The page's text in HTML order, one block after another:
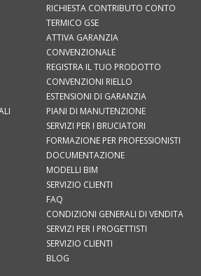
RICHIESTA CONTRIBUTO CONTO
TERMICO GSE
ATTIVA GARANZIA
CONVENZIONALE
REGISTRA IL TUO PRODOTTO
CONVENZIONI RIELLO
ESTENSIONI DI GARANZIA
PIANI DI MANUTENZIONE
SERVIZI PER I BRUCIATORI
FORMAZIONE PER PROFESSIONISTI
DOCUMENTAZIONE
MODELLI BIM
SERVIZIO CLIENTI
FAQ
CONDIZIONI GENERALI DI VENDITA
SERVIZI PER I PROGETTISTI
SERVIZIO CLIENTI
BLOG